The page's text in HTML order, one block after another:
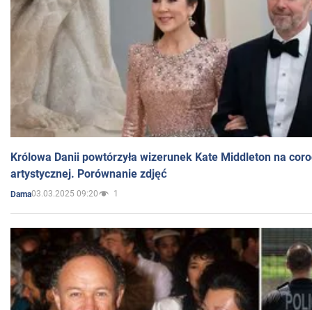
Królowa Danii powtórzyła wizerunek Kate Middleton na
artystycznej. Porównanie zdjęć
Dama03.03.2025 09:20 1